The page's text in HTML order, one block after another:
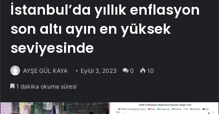
İstanbul’da yıllık enflasyon
son altı ayın en yüksek
seviyesinde
AYŞE GÜL KAYA Eylül 3, 2023 0 10
1 dakika okuma süresi